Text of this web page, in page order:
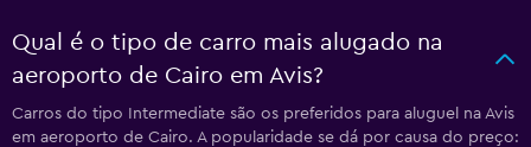
Qual é o tipo de carro mais alugado na
aeroporto de Cairo em Avis?
Carros do tipo Intermediate são os preferidos para aluguel na Avis
em aeroporto de Cairo. A popularidade se dá por causa do preço: